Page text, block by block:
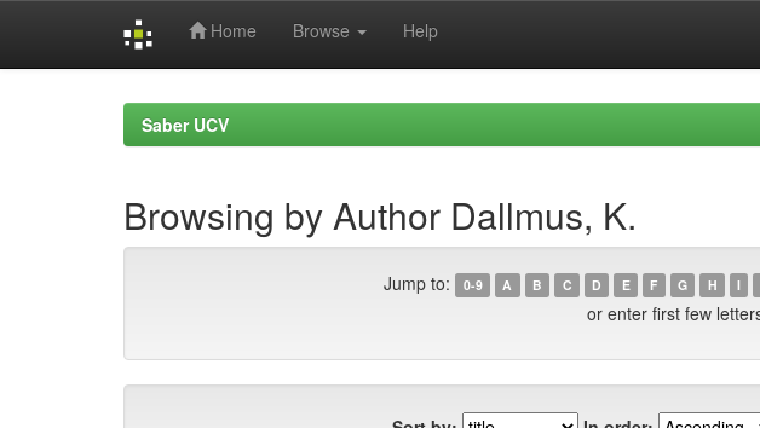
Home Browse Help
Saber UCV
Browsing by Author Dallmus, K.
Jump to: 0-9 A B C D E F G H I
or enter first few